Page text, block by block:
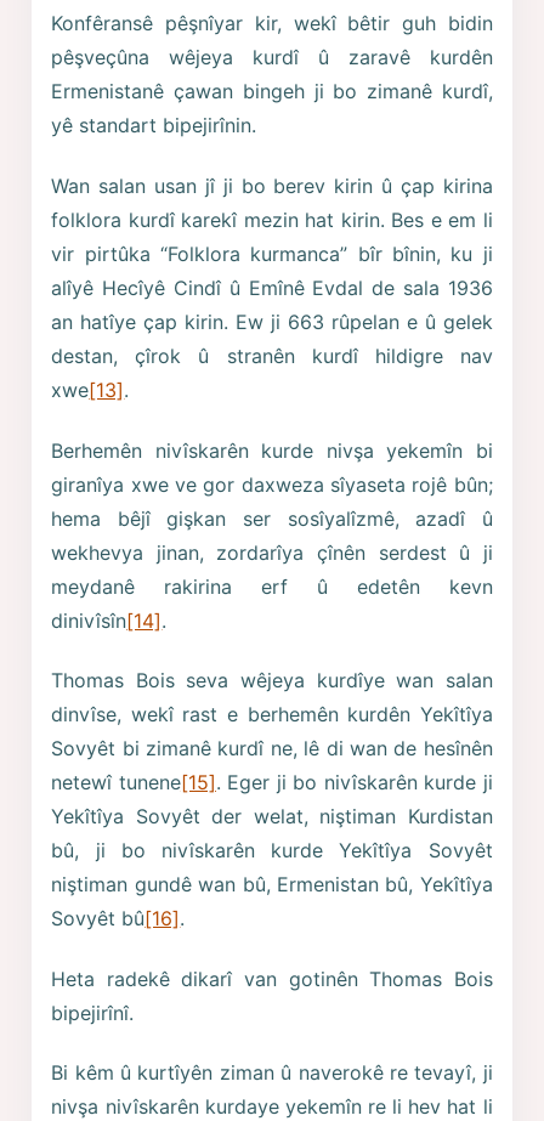
Konfêransê pêşnîyar kir, wekî bêtir guh bidin
pêşveçûna wêjeya kurdî û zaravê kurdên
Ermenistanê çawan bingeh ji bo zimanê kurdî,
yê standart bipejirînin.
Wan salan usan jî ji bo berev kirin û çap kirina
folklora kurdî karekî mezin hat kirin. Bes e em li
vir pirtûka “Folklora kurmanca” bîr bînin, ku ji
alîyê Hecîyê Cindî û Emînê Evdal de sala 1936
an hatîye çap kirin. Ew ji 663 rûpelan e û gelek
destan, çîrok û stranên kurdî hildigre nav
xwe[13].
Berhemên nivîskarên kurde nivşa yekemîn bi
giranîya xwe ve gor daxweza sîyaseta rojê bûn;
hema bêjî gişkan ser sosîyalîzmê, azadî û
wekhevya jinan, zordarîya çînên serdest û ji
meydanê rakirina erf û edetên kevn
dinivîsîn[14].
Thomas Bois seva wêjeya kurdîye wan salan
dinvîse, wekî rast e berhemên kurdên Yekîtîya
Sovyêt bi zimanê kurdî ne, lê di wan de hesînên
netewî tunene[15]. Eger ji bo nivîskarên kurde ji
Yekîtîya Sovyêt der welat, niştiman Kurdistan
bû, ji bo nivîskarên kurde Yekîtîya Sovyêt
niştiman gundê wan bû, Ermenistan bû, Yekîtîya
Sovyêt bû[16].
Heta radekê dikarî van gotinên Thomas Bois
bipejirînî.
Bi kêm û kurtîyên ziman û naverokê re tevayî, ji
nivşa nivîskarên kurdaye yekemîn re li hev hat li